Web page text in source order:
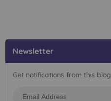
Newsletter
Get notifications from this blog